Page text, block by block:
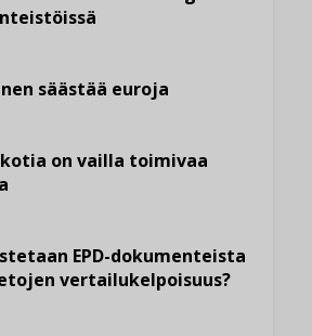
säästää euroja
on vailla toimivaa
EPD-dokumenteista
vertailukelpoisuus?